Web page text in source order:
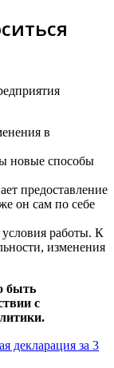
в
новые способы
предоставление
он сам по себе
работы. К
изменения
быть
с
декларация за 3